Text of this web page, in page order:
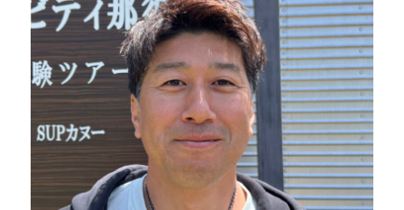
ニュース
フォト＆ムービー
お問い合わせ